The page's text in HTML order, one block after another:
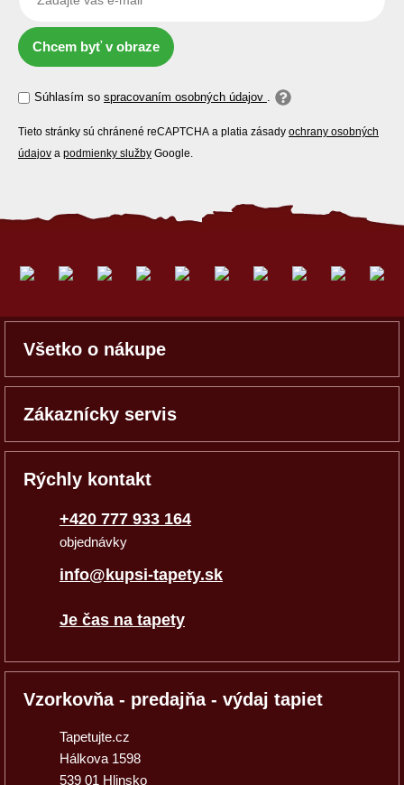
Chcem byť v obraze
Súhlasím so spracovaním osobných údajov .
Tieto stránky sú chránené reCAPTCHA a platia zásady ochrany osobných
údajov a podmienky služby Google.
Všetko o nákupe
Zákaznícky servis
Rýchly kontakt
+420 777 933 164
objednávky
info@kupsi-tapety.sk
Je čas na tapety
Vzorkovňa - predajňa - výdaj tapiet
Tapetujte.cz
Hálkova 1598
539 01 Hlinsko